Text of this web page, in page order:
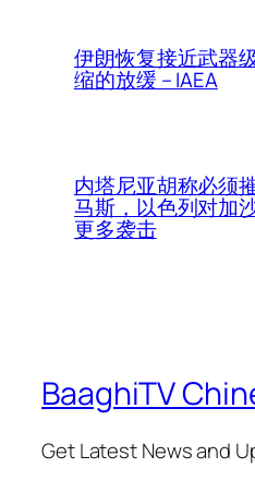
伊朗恢复接近武器
缩的放缓 – IAEA
内塔尼亚胡称必须
马斯，以色列对加
更多袭击
BaaghiTV
Get Latest News and